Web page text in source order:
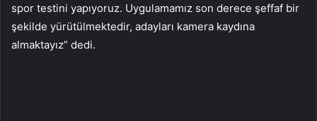
spor testini yapıyoruz. Uygulamamız son derece şeffaf bir
şekilde yürütülmektedir, adayları kamera kaydına
almaktayız” dedi.